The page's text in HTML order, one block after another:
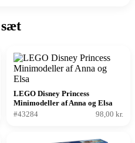
LEGO Disney Princess
Minimodeller af Anna og Elsa
#43284
98,00 kr.